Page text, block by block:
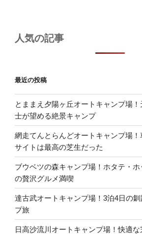
人気の記事
最近の投稿
とままえ夕陽ヶ丘オートキャンプ場
士が望める絶景キャンプ
網走てんとらんどオートキャンプ場
サイトは最高の芝生だった
ブウベツの森キャンプ場！ホタテ・
の贅沢グルメ満喫
達古武オートキャンプ場！3泊4日の
プ旅
日高沙流川オートキャンプ場！快適